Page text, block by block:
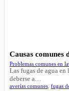
Causas comunes
Problemas comunes en
Las fugas de agua
deberse a…
averías comunes fugas